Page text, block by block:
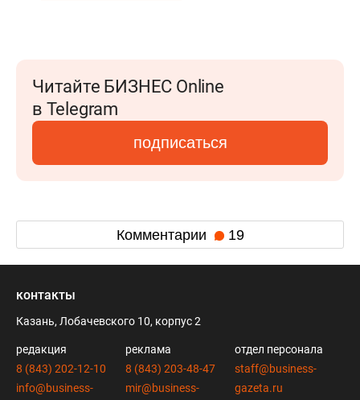
Читайте БИЗНЕС Online
в Telegram
подписаться
Комментарии 19
контакты
Казань, Лобачевского 10, корпус 2
редакция
8 (843) 202-12-10
info@business-
реклама
8 (843) 203-48-47
mir@business-
отдел персонала
staff@business-
gazeta.ru